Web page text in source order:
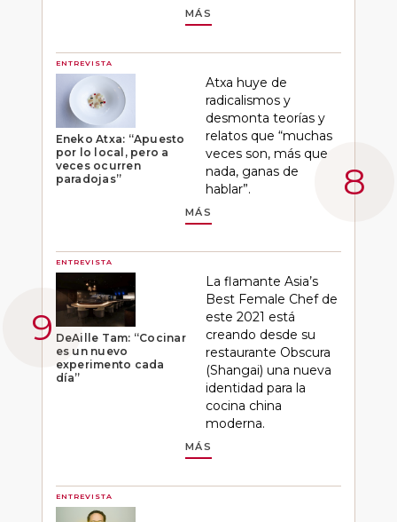
MÁS
ENTREVISTA
Eneko Atxa: “Apuesto
por lo local, pero a
veces ocurren
paradojas”
Atxa huye de
radicalismos y
desmonta teorías y
relatos que “muchas
veces son, más que
nada, ganas de
hablar”.
MÁS
ENTREVISTA
DeAille Tam: “Cocinar
es un nuevo
experimento cada
día”
La flamante Asia’s
Best Female Chef de
este 2021 está
creando desde su
restaurante Obscura
(Shangai) una nueva
identidad para la
cocina china
moderna.
MÁS
ENTREVISTA